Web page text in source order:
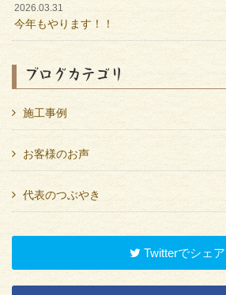
2026.03.31
今年もやります！！
ブログカテゴリ
施工事例
お客様のお声
代表のつぶやき
Twitterでシェア